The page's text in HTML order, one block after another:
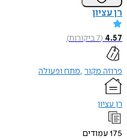
רן עציון
4.57
(
7ביקורות)
פרוזה מקור מתח ופעולה
רן עציון
175עמודים